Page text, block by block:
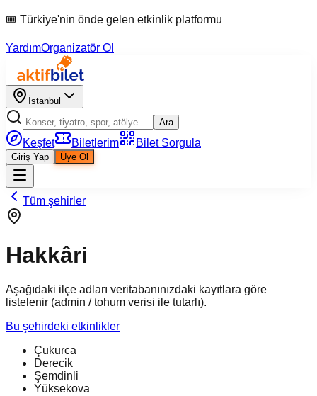
🎟 Türkiye'nin önde gelen etkinlik platformu
YardımOrganizatör Ol
İstanbul
Ara
Keşfet Biletlerim Bilet Sorgula
Giriş Yap Üye Ol
Tüm şehirler
Hakkâri
Aşağıdaki ilçe adları veritabanınızdaki kayıtlara göre
listelenir (admin / tohum verisi ile tutarlı).
Bu şehirdeki etkinlikler
Çukurca
Derecik
Şemdinli
Yüksekova